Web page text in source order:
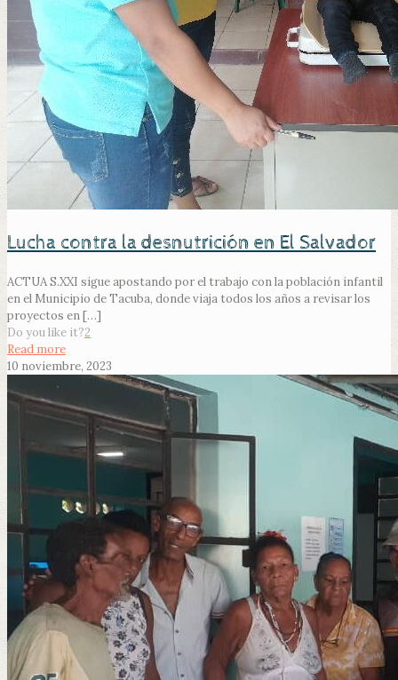
Lucha contra la desnutrición en El Salvador
ACTUA S.XXI sigue apostando por el trabajo con la población infantil
en el Municipio de Tacuba, donde viaja todos los años a revisar los
proyectos en[…]
Do you like it?2
Read more
10 noviembre, 2023